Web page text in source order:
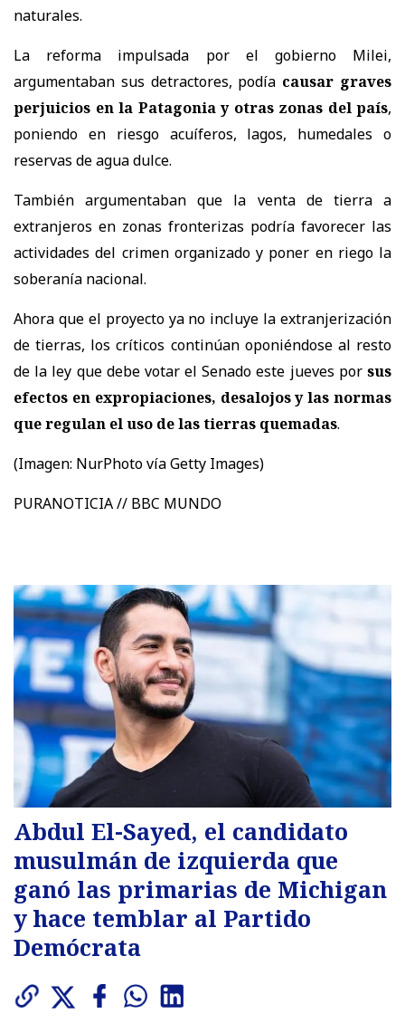
naturales.
La reforma impulsada por el gobierno Milei,
argumentaban sus detractores, podía causar graves
perjuicios en la Patagonia y otras zonas del país,
poniendo en riesgo acuíferos, lagos, humedales o
reservas de agua dulce.
También argumentaban que la venta de tierra a
extranjeros en zonas fronterizas podría favorecer las
actividades del crimen organizado y poner en riego la
soberanía nacional.
Ahora que el proyecto ya no incluye la extranjerización
de tierras, los críticos continúan oponiéndose al resto
de la ley que debe votar el Senado este jueves por sus
efectos en expropiaciones, desalojos y las normas
que regulan el uso de las tierras quemadas.
(Imagen: NurPhoto vía Getty Images)
PURANOTICIA // BBC MUNDO
Abdul El-Sayed, el candidato
musulmán de izquierda que
ganó las primarias de Michigan
y hace temblar al Partido
Demócrata